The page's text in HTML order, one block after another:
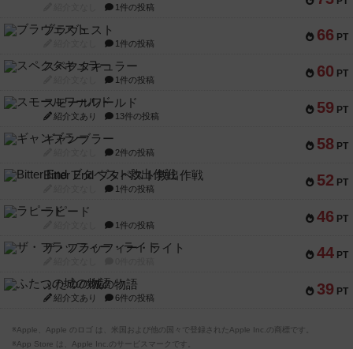
1件の投稿
66 PT
ブラヴェスト
1件の投稿
60 PT
スペクタキュラー
1件の投稿
59 PT
スモールワールド
紹介文あり 13件の投稿
58 PT
ギャンブラー
2件の投稿
52 PT
Bitter End ブタペスト救出作戦
1件の投稿
46 PT
ラピード
1件の投稿
44 PT
ザ・フラッフィー・ライト
39 PT
ふたつの城の物語
紹介文あり 6件の投稿
※Apple、Apple のロゴ は、米国および他の国々で登録されたApple Inc.の商標です。
※App Store は、Apple Inc.のサービスマークです。